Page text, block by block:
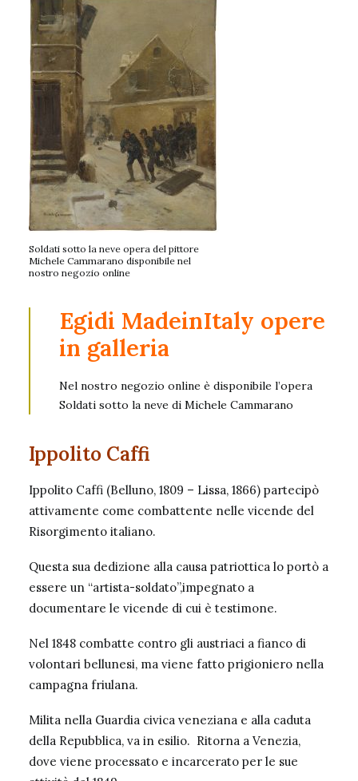
Soldati sotto la neve opera del pittore
Michele Cammarano disponibile nel
nostro negozio online
Egidi MadeinItaly opere
in galleria
Nel nostro negozio online è disponibile l’opera
Soldati sotto la neve di Michele Cammarano
Ippolito Caffi
Ippolito Caffi (Belluno, 1809 – Lissa, 1866) partecipò
attivamente come combattente nelle vicende del
Risorgimento italiano.
Questa sua dedizione alla causa patriottica lo portò a
essere un “artista-soldato”,impegnato a
documentare le vicende di cui è testimone.
Nel 1848 combatte contro gli austriaci a fianco di
volontari bellunesi, ma viene fatto prigioniero nella
campagna friulana.
Milita nella Guardia civica veneziana e alla caduta
della Repubblica, va in esilio. Ritorna a Venezia,
dove viene processato e incarcerato per le sue